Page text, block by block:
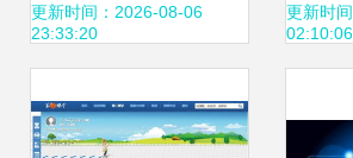
技，聚焦互联网数
更新时间：2026-08-06
23:33:20
更新时
02:10:06